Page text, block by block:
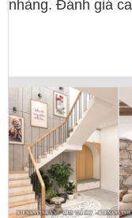
nhàng. Đánh giá